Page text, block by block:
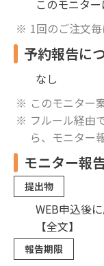
このモニター
1回のご注文
予約報告に
なし
このモニター
フルール経由
ら、モニター
モニター報
提出物
WEB申込後
【全文】
報告期限